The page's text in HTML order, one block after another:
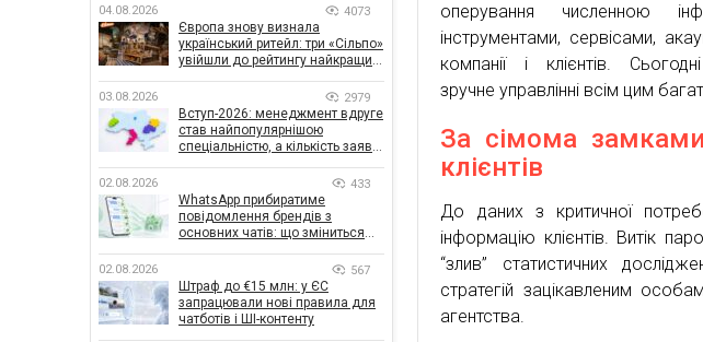
оперування численною
інструментами, сервісами,
компанії і клієнтів.
зручне управлінні всім цим
За сімома
клієнтів
До даних з критичної
інформацію клієнтів. Витік
“злив” статистичних
стратегій зацікавленим
агентства.
04.08.2026 4073
Європа знову визнала
український ритейл: три «Сільпо»
увійшли до рейтингу найкращих
03.08.2026 2979
Вступ-2026: менеджмент вдруге
став найпопулярнішою
спеціальністю, а кількість заяв
02.08.2026 433
WhatsApp прибиратиме
повідомлення брендів з
основних чатів: що зміниться
02.08.2026 567
Штраф до €15 млн: у ЄС
запрацювали нові правила для
чатботів і ШІ-контенту